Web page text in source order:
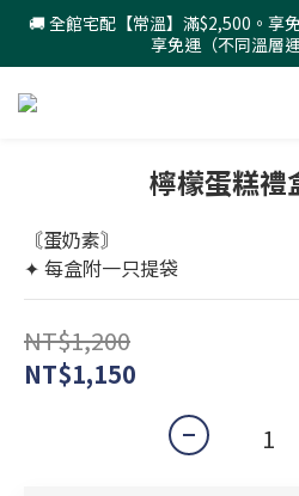
🚚 全館宅配【常溫】滿$2,500。享
享免運（不同溫層
檸檬蛋糕
〘蛋奶素〙
✦ 每盒附一只提袋
NT$1,200
NT$1,150